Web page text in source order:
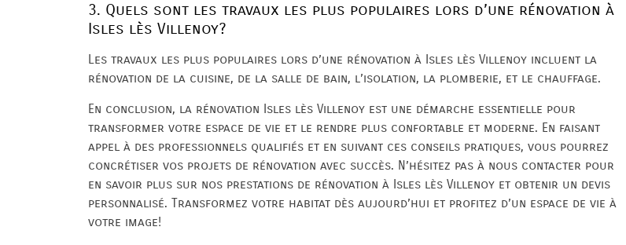
3. Quels sont les travaux les plus populaires lors d’une rénovation à
Isles lès Villenoy?
Les travaux les plus populaires lors d’une rénovation à Isles lès Villenoy incluent la
rénovation de la cuisine, de la salle de bain, l’isolation, la plomberie, et le chauffage.
En conclusion, la rénovation Isles lès Villenoy est une démarche essentielle pour
transformer votre espace de vie et le rendre plus confortable et moderne. En faisant
appel à des professionnels qualifiés et en suivant ces conseils pratiques, vous pourrez
concrétiser vos projets de rénovation avec succès. N’hésitez pas à nous contacter pour
en savoir plus sur nos prestations de rénovation à Isles lès Villenoy et obtenir un devis
personnalisé. Transformez votre habitat dès aujourd’hui et profitez d’un espace de vie à
votre image!